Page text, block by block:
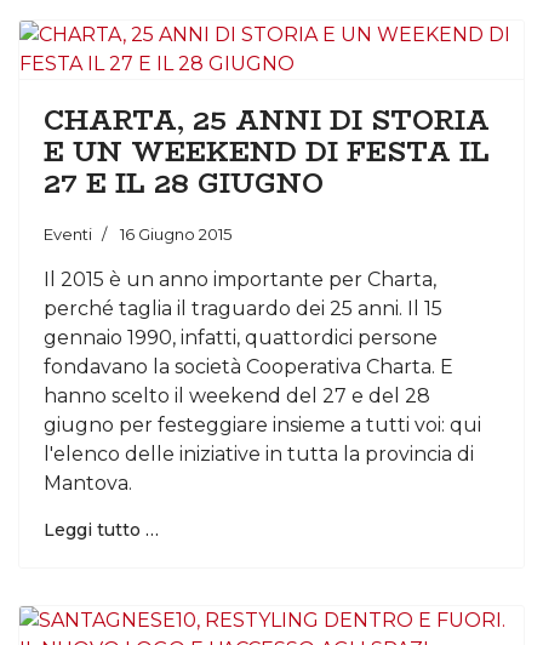
CHARTA, 25 ANNI DI STORIA
E UN WEEKEND DI FESTA IL
27 E IL 28 GIUGNO
Eventi 16 Giugno 2015
Il 2015 è un anno importante per Charta,
perché taglia il traguardo dei 25 anni. Il 15
gennaio 1990, infatti, quattordici persone
fondavano la società Cooperativa Charta. E
hanno scelto il weekend del 27 e del 28
giugno per festeggiare insieme a tutti voi: qui
l'elenco delle iniziative in tutta la provincia di
Mantova.
Leggi tutto …